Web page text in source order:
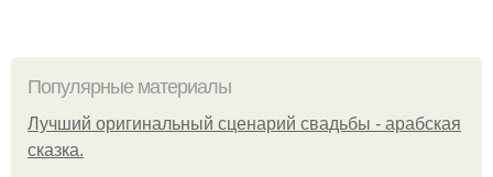
Популярные материалы
Лучший оригинальный сценарий свадьбы - арабская
сказка.